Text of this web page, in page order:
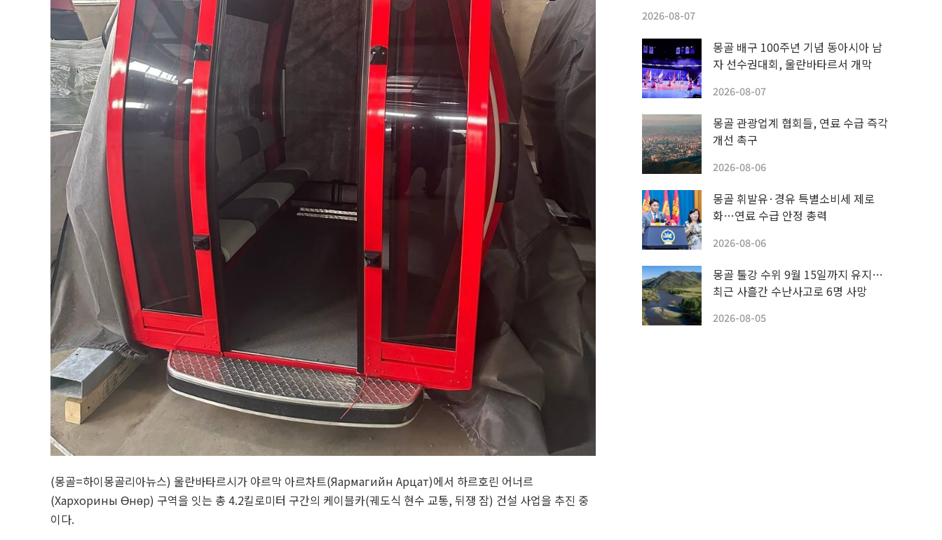
(몽골=하이몽골리아뉴스) 울란바타르시가 야르막 아르차트(Яармагийн Арцат)에서 하르호린 어너르
(Хархорины Өнөр) 구역을 잇는 총 4.2킬로미터 구간의 케이블카(궤도식 현수 교통, 뒤쟁 잠) 건설 사업을 추진 중
이다.
2026-08-07
몽골 배구 100주년 기념 동아시아 남
자 선수권대회, 울란바타르서 개막
2026-08-07
몽골 관광업계 협회들, 연료 수급 즉각
개선 촉구
2026-08-06
몽골 휘발유·경유 특별소비세 제로
화…연료 수급 안정 총력
2026-08-06
몽골 툴강 수위 9월 15일까지 유지…
최근 사흘간 수난사고로 6명 사망
2026-08-05